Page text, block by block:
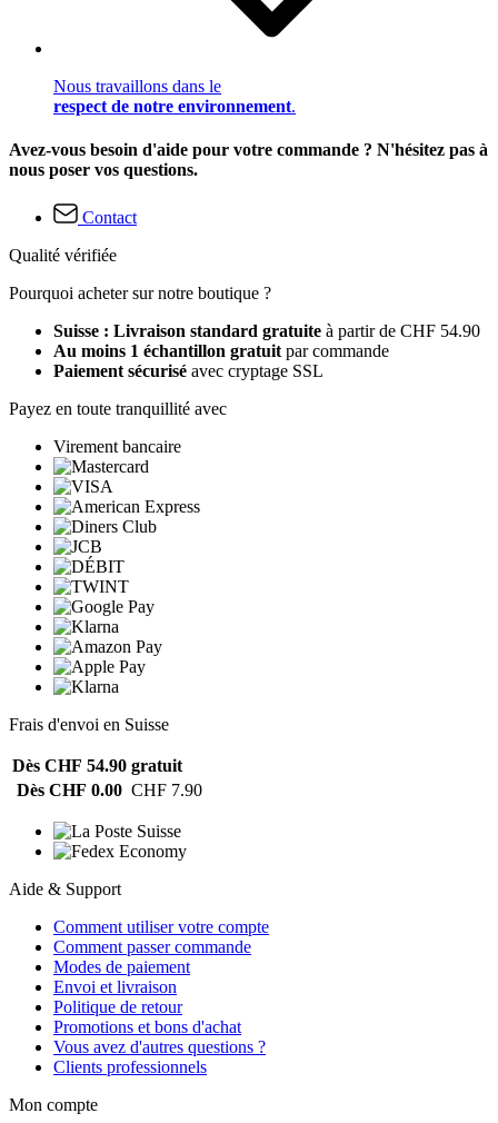
Nous travaillons dans le
respect de notre environnement.
Avez-vous besoin d'aide pour votre commande ? N'hésitez pas à
nous poser vos questions.
Contact
Qualité vérifiée
Pourquoi acheter sur notre boutique ?
Suisse : Livraison standard gratuite à partir de CHF 54.90
Au moins 1 échantillon gratuit par commande
Paiement sécurisé avec cryptage SSL
Payez en toute tranquillité avec
Virement bancaire
Frais d'envoi en Suisse
Dès CHF 54.90 gratuit
Dès CHF 0.00 CHF 7.90
Aide & Support
Comment utiliser votre compte
Comment passer commande
Modes de paiement
Envoi et livraison
Politique de retour
Promotions et bons d'achat
Vous avez d'autres questions ?
Clients professionnels
Mon compte